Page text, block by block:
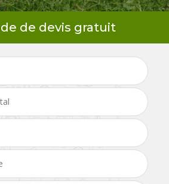
de devis gratuit